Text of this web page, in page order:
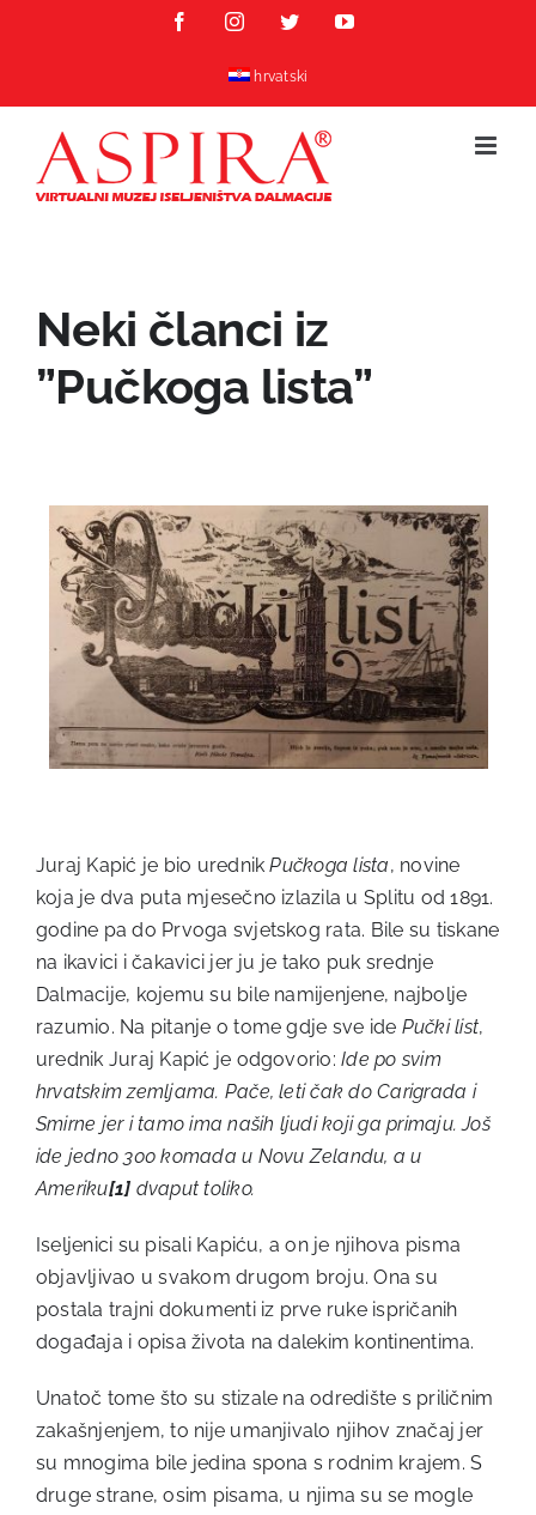
FacebookInstagramTwitterYouTube
hrvatski
Neki članci iz
”Pučkoga lista”
Juraj Kapić je bio urednikPučkoga lista, novine
koja je dva puta mjesečno izlazila u Splitu od 1891.
godine pa do Prvoga svjetskog rata. Bile su tiskane
na ikavici i čakavici jer ju je tako puk srednje
Dalmacije, kojemu su bile namijenjene, najbolje
razumio. Na pitanje o tome gdje sve ide Pučki list,
urednik Juraj Kapić je odgovorio:Ide po svim
hrvatskim zemljama. Pače, leti čak do Carigrada i
Smirne jer i tamo ima naših ljudi koji ga primaju. Još
ide jedno 300 komada u Novu Zelandu, a u
Ameriku[1] dvaput toliko.
Iseljenici su pisali Kapiću, a on je njihova pisma
objavljivao u svakom drugom broju. Ona su
postala trajni dokumenti iz prve ruke ispričanih
događaja i opisa života na dalekim kontinentima.
Unatoč tome što su stizale na odredište s priličnim
zakašnjenjem, to nije umanjivalo njihov značaj jer
su mnogima bile jedina spona s rodnim krajem. S
druge strane, osim pisama, u njima su se mogle